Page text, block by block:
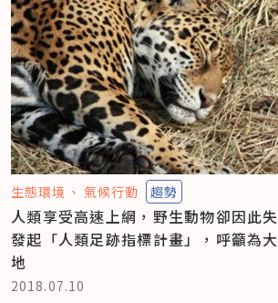
生態環境 氣候行動 趨勢
人類享受高速上網，野生動物卻因此
發起「人類足跡指標計畫」，呼籲為
地
2018.07.10